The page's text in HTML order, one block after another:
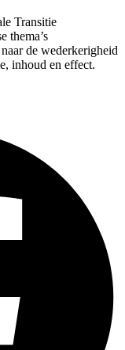
Transitie
thema’s
de wederkerigheid
inhoud en effect.